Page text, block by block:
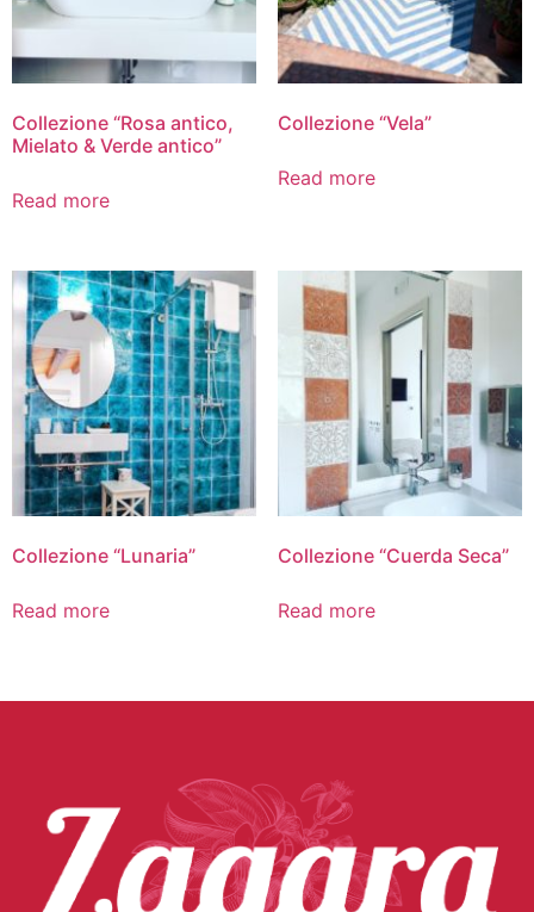
Collezione “Rosa antico,
Mielato & Verde antico”
Read more
Collezione “Vela”
Read more
Collezione “Lunaria”
Read more
Collezione “Cuerda Seca”
Read more